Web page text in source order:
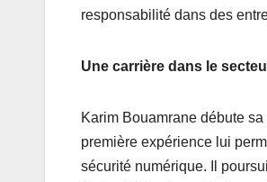
responsabilité dans des
Une carrière dans le
Karim Bouamrane débute
première expérience lui
sécurité numérique. Il